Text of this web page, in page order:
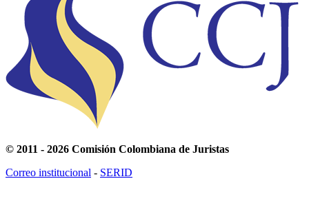
© 2011 - 2026 Comisión Colombiana de Juristas
Correo institucional - SERID